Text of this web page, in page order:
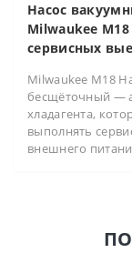
Насос
Milwaukee
сервисных
Milwaukee M18
бесщёточный —
хладагента,
выполнять
внешнего